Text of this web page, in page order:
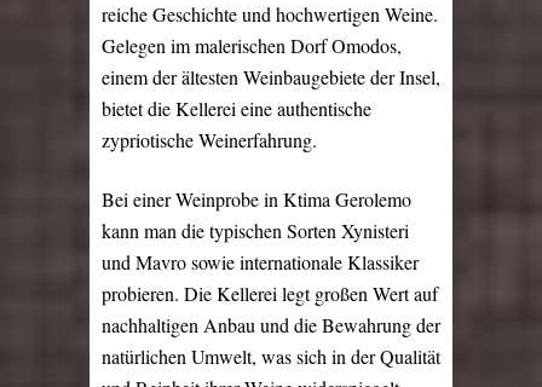
reiche Geschichte und hochwertigen Weine.
Gelegen im malerischen Dorf Omodos,
einem der ältesten Weinbaugebiete der Insel,
bietet die Kellerei eine authentische
zypriotische Weinerfahrung.
Bei einer Weinprobe in Ktima Gerolemo
kann man die typischen Sorten Xynisteri
und Mavro sowie internationale Klassiker
probieren. Die Kellerei legt großen Wert auf
nachhaltigen Anbau und die Bewahrung der
natürlichen Umwelt, was sich in der Qualität